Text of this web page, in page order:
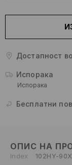
Достапност
Испорака
Испорака
Бесплатни
ОПИС НА
Index 102HY-90X